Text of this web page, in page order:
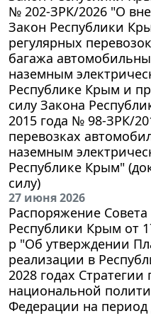
№ 202-ЗРК/2026 "О
Закон Республики
регулярных
багажа
наземным
Республике Крым и
силу Закона
2015 года № 98-ЗРК/
перевозках
наземным
Республике Крым"
силу)
27 июня 2026
Распоряжение
Республики Крым от
р "Об утверждении
реализации в
2028 годах Стратегии
национальной
Федерации на период